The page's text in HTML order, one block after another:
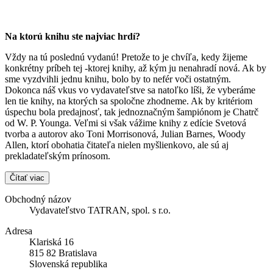
Na ktorú knihu ste najviac hrdí?
Vždy na tú poslednú vydanú! Pretože to je chvíľa, kedy žijeme
konkrétny príbeh tej -ktorej knihy, až kým ju nenahradí nová. Ak by
sme vyzdvihli jednu knihu, bolo by to nefér voči ostatným.
Dokonca náš vkus vo vydavateľstve sa natoľko líši, že vyberáme
len tie knihy, na ktorých sa spoločne zhodneme. Ak by kritériom
úspechu bola predajnosť, tak jednoznačným šampiónom je Chatrč
od W. P. Younga. Veľmi si však vážime knihy z edície Svetová
tvorba a autorov ako Toni Morrisonová, Julian Barnes, Woody
Allen, ktorí obohatia čitateľa nielen myšlienkovo, ale sú aj
prekladateľským prínosom.
Čítať viac
Obchodný názov
Vydavateľstvo TATRAN, spol. s r.o.
Adresa
Klariská 16
815 82 Bratislava
Slovenská republika